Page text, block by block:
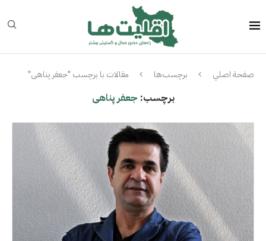
صفحة اصلي برچسب‌ها مقالات با برچسب "جعفر پناهی"
برچسب: جعفر پناهی